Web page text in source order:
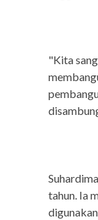
"Kita
tahun. Ia